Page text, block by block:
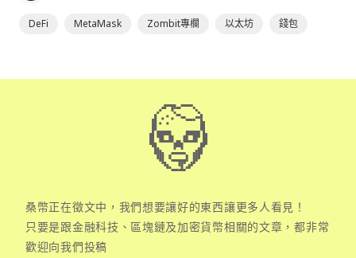
DeFi MetaMask Zombit專欄 以太坊 錢包
桑幣正在徵文中，我們想要讓好的東西讓更多人看見！
只要是跟金融科技、區塊鏈及加密貨幣相關的文章，都非常
歡迎向我們投稿